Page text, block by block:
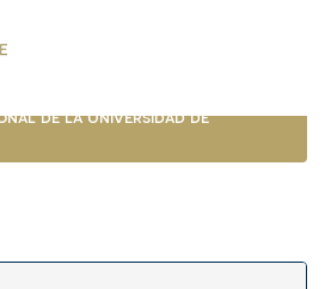
de la Universidad de